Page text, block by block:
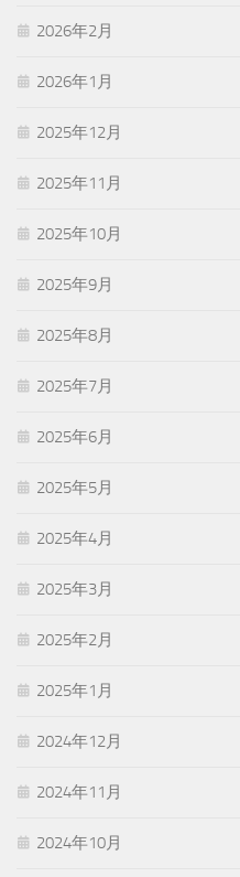
2026年2月
2026年1月
2025年12月
2025年11月
2025年10月
2025年9月
2025年8月
2025年7月
2025年6月
2025年5月
2025年4月
2025年3月
2025年2月
2025年1月
2024年12月
2024年11月
2024年10月